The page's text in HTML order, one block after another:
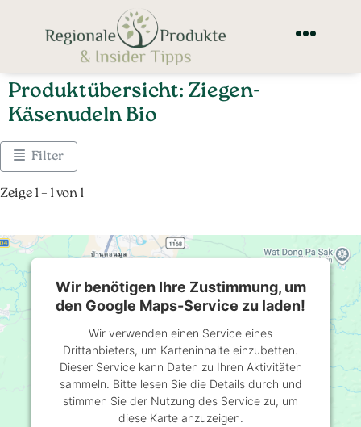
Produktübersicht: Ziegen-
Käsenudeln Bio
Filter
Zeige 1 – 1 von 1
Wir benötigen Ihre Zustimmung, um
den Google Maps-Service zu laden!
Wir verwenden einen Service eines
Drittanbieters, um Karteninhalte einzubetten.
Dieser Service kann Daten zu Ihren Aktivitäten
sammeln. Bitte lesen Sie die Details durch und
stimmen Sie der Nutzung des Service zu, um
diese Karte anzuzeigen.